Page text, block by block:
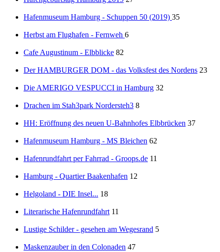
Hafenmuseum Hamburg - Schuppen 50 (2019) 35
Herbst am Flughafen - Fernweh 6
Cafe Augustinum - Elbblicke 82
Der HAMBURGER DOM - das Volksfest des Nordens 23
Die AMERIGO VESPUCCI in Hamburg 32
Drachen im Stah3park Nordersteh3 8
HH: Eröffnung des neuen U-Bahnhofes Elbbrücken 37
Hafenmuseum Hamburg - MS Bleichen 62
Hafenrundfahrt per Fahrrad - Groops.de 11
Hamburg - Quartier Baakenhafen 12
Helgoland - DIE Insel... 18
Literarische Hafenrundfahrt 11
Lustige Schilder - gesehen am Wegesrand 5
Maskenzauber in den Colonaden 47